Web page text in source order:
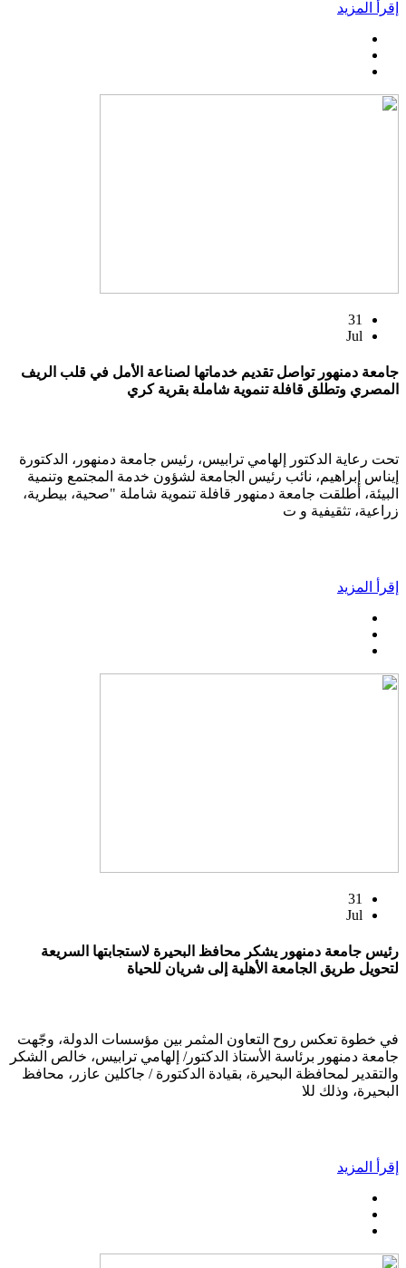
إقرأ المزيد
31
Jul
جامعة دمنهور تواصل تقديم خدماتها لصناعة الأمل في قلب الريف
المصري وتطلق قافلة تنموية شاملة بقرية كري
تحت رعاية الدكتور إلهامي ترابيس، رئيس جامعة دمنهور، الدكتورة
إيناس إبراهيم، نائب رئيس الجامعة لشؤون خدمة المجتمع وتنمية
البيئة، أطلقت جامعة دمنهور قافلة تنموية شاملة "صحية، بيطرية،
زراعية، تثقيفية و ت
إقرأ المزيد
31
Jul
رئيس جامعة دمنهور يشكر محافظ البحيرة لاستجابتها السريعة
لتحويل طريق الجامعة الأهلية إلى شريان للحياة
في خطوة تعكس روح التعاون المثمر بين مؤسسات الدولة، وجّهت
جامعة دمنهور برئاسة الأستاذ الدكتور/ إلهامي ترابيس، خالص الشكر
والتقدير لمحافظة البحيرة، بقيادة الدكتورة / جاكلين عازر، محافظ
البحيرة، وذلك للا
إقرأ المزيد